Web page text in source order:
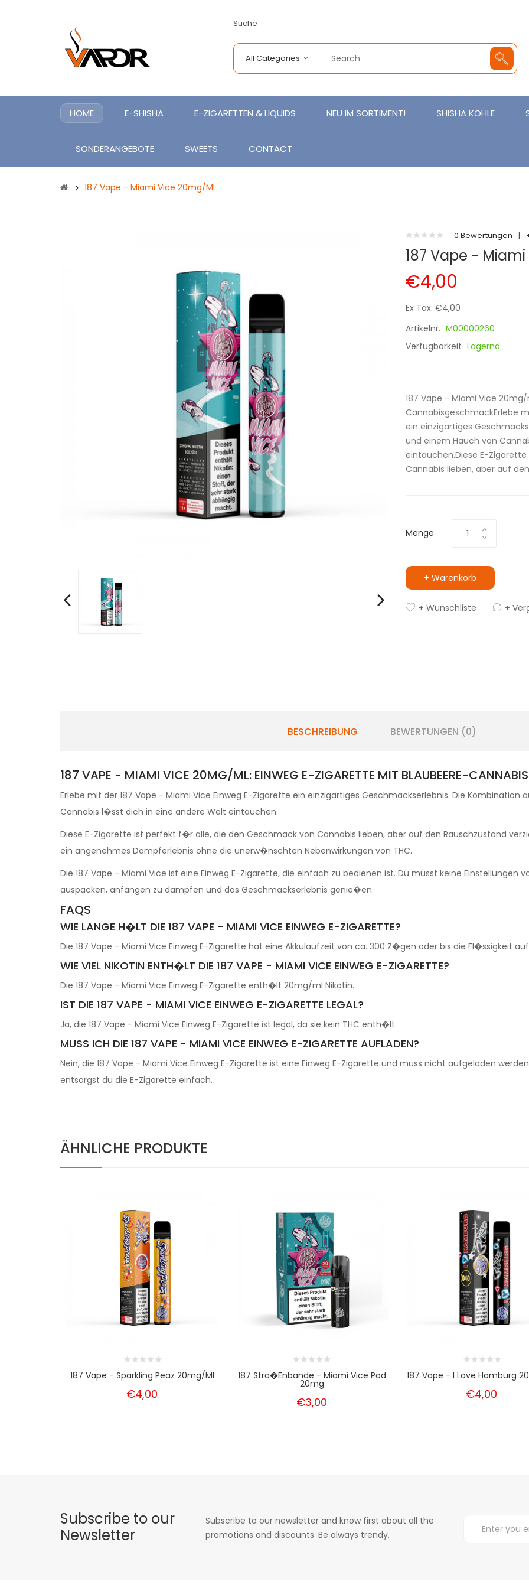
Suche
All Categories
HOME E-SHISHA E-ZIGARETTEN & LIQUIDS NEU IM SORTIMENT! SHISHA KOHLE
SONDERANGEBOTE SWEETS CONTACT
187 Vape - Miami Vice 20mg/ml
0 Bewertungen |
187 Vape -
€4,00
Ex Tax: €4,00
Artikelnr. M00000260
Verfügbarkeit Lagernd
187 Vape - Miami Vice
CannabisgeschmackErlebe
ein einzigartiges
und einem Hauch von
eintauchen.Diese E-
Cannabis lieben, aber auf
Menge
+ Warenkorb
+ Wunschliste +
BESCHREIBUNG BEWERTUNGEN (0)
187 VAPE - MIAMI VICE 20MG/ML: EINWEG E-ZIGARETTE MIT BLAUBEERE-
Erlebe mit der 187 Vape - Miami Vice Einweg E-Zigarette ein einzigartiges Geschmackserlebnis. Die
Cannabis l�sst dich in eine andere Welt eintauchen.
Diese E-Zigarette ist perfekt f�r alle, die den Geschmack von Cannabis lieben, aber auf den Rauschzustand
ein angenehmes Dampferlebnis ohne die unerw�nschten Nebenwirkungen von THC.
Die 187 Vape - Miami Vice ist eine Einweg E-Zigarette, die einfach zu bedienen ist. Du musst keine
auspacken, anfangen zu dampfen und das Geschmackserlebnis genie�en.
FAQS
WIE LANGE H�LT DIE 187 VAPE - MIAMI VICE EINWEG E-ZIGARETTE?
Die 187 Vape - Miami Vice Einweg E-Zigarette hat eine Akkulaufzeit von ca. 300 Z�gen oder bis die Fl�ssigkeit
WIE VIEL NIKOTIN ENTH�LT DIE 187 VAPE - MIAMI VICE EINWEG E-ZIGARETTE?
Die 187 Vape - Miami Vice Einweg E-Zigarette enth�lt 20mg/ml Nikotin.
IST DIE 187 VAPE - MIAMI VICE EINWEG E-ZIGARETTE LEGAL?
Ja, die 187 Vape - Miami Vice Einweg E-Zigarette ist legal, da sie kein THC enth�lt.
MUSS ICH DIE 187 VAPE - MIAMI VICE EINWEG E-ZIGARETTE AUFLADEN?
Nein, die 187 Vape - Miami Vice Einweg E-Zigarette ist eine Einweg E-Zigarette und muss nicht aufgeladen
entsorgst du die E-Zigarette einfach.
ÄHNLICHE PRODUKTE
187 Vape - Sparkling Peaz 20mg/ml
€4,00
187 Stra�enbande - Miami Vice Pod
20mg
€3,00
187 Vape - I Love Hamburg
€4,00
Subscribe to our
Newsletter
Subscribe to our newsletter and know first about all the
promotions and discounts. Be always trendy.